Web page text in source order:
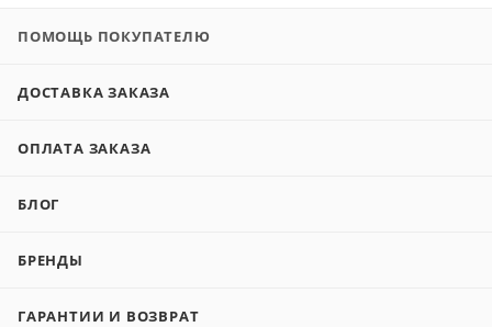
ПОМОЩЬ ПОКУПАТЕЛЮ
ДОСТАВКА ЗАКАЗА
ОПЛАТА ЗАКАЗА
БЛОГ
БРЕНДЫ
ГАРАНТИИ И ВОЗВРАТ